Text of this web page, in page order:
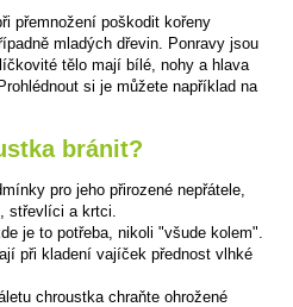
přemnožení poškodit kořeny
mladých dřevin. Ponravy jsou
tělo mají bílé, nohy a hlava
si je můžete například na
bránit?
pro jeho přirozené nepřátele,
střevlíci a krtci.
je to potřeba, nikoli "všude kolem".
při kladení vajíček přednost vlhké
chroustka chraňte ohrožené